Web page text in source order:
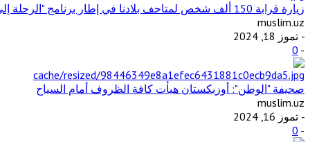
زيارة قرابة 150 ألف شخص لمتاحف بلادنا في إطار برنامج "الرحلة إلى الماضي"
muslim.uz
- تموز 18, 2024
-
0
صحيفة "الوطن": أوزبكستان هيأت كافة الظروف أمام السياح
muslim.uz
- تموز 16, 2024
-
0